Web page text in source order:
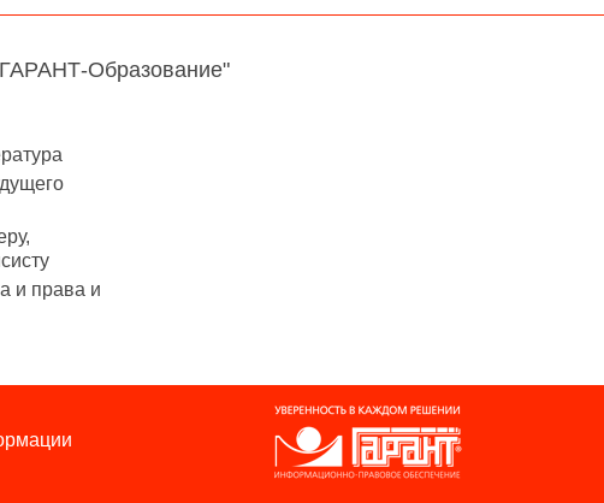
Образование"
и права и